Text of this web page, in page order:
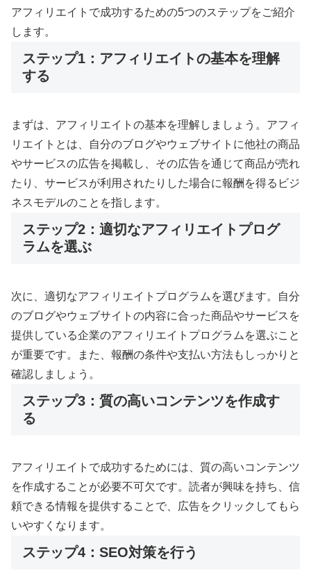
アフィリエイトで成功するための5つのステップをご紹介
します。
ステップ1：アフィリエイトの基本を理解
する
まずは、アフィリエイトの基本を理解しましょう。アフィ
リエイトとは、自分のブログやウェブサイトに他社の商品
やサービスの広告を掲載し、その広告を通じて商品が売れ
たり、サービスが利用されたりした場合に報酬を得るビジ
ネスモデルのことを指します。
ステップ2：適切なアフィリエイトプログ
ラムを選ぶ
次に、適切なアフィリエイトプログラムを選びます。自分
のブログやウェブサイトの内容に合った商品やサービスを
提供している企業のアフィリエイトプログラムを選ぶこと
が重要です。また、報酬の条件や支払い方法もしっかりと
確認しましょう。
ステップ3：質の高いコンテンツを作成す
る
アフィリエイトで成功するためには、質の高いコンテンツ
を作成することが必要不可欠です。読者が興味を持ち、信
頼できる情報を提供することで、広告をクリックしてもら
いやすくなります。
ステップ4：SEO対策を行う